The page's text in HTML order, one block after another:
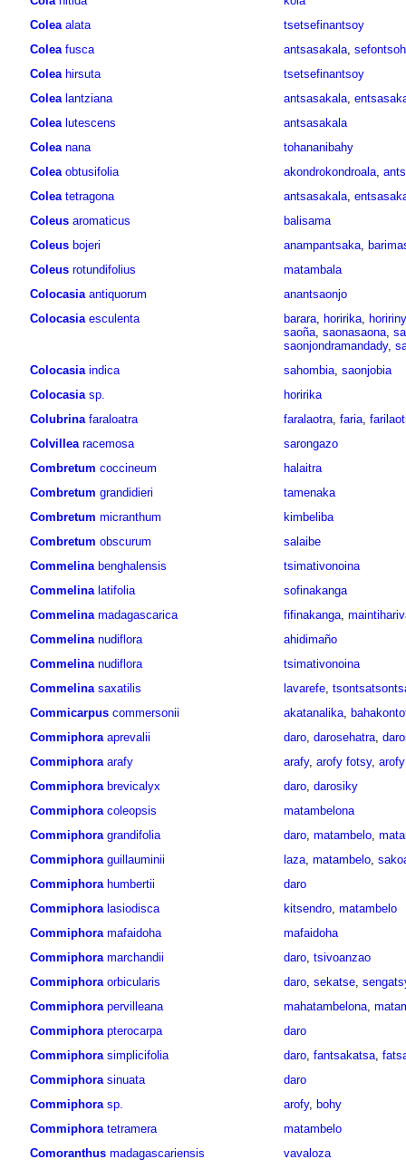
Colea alata
tsetsefinantsoy
Colea fusca antsasakala,
Colea hirsuta
tsetsefinantsoy
Colea lantziana antsasakala,
Colea lutescens
antsasakala
Colea nana
tohananibahy
Colea obtusifolia akondrokondroala,
Colea tetragona antsasakala,
Coleus aromaticus
balisama
Coleus bojeri anampantsaka,
Coleus rotundifolius
matambala
Colocasia antiquorum
anantsaonjo
Colocasia esculenta barara, horirika, hoririny
saoña, saonasaona,
saonjondramandady,
Colocasia indica sahombia, saonjobia
Colocasia sp.
horirika
Colubrina faraloatra faralaotra, faria,
Colvillea racemosa
sarongazo
Combretum coccineum
halaitra
Combretum grandidieri
tamenaka
Combretum micranthum
kimbeliba
Combretum obscurum
salaibe
Commelina benghalensis
tsimativonoina
Commelina latifolia
sofinakanga
Commelina madagascarica fifinakanga,
Commelina nudiflora
ahidimaño
Commelina nudiflora
tsimativonoina
Commelina saxatilis lavarefe,
Commicarpus commersonii akatanalika,
Commiphora aprevalii daro, darosehatra,
Commiphora arafy arafy, arofy fotsy,
Commiphora brevicalyx daro, darosiky
Commiphora coleopsis
matambelona
Commiphora grandifolia daro, matambelo,
Commiphora guillauminii laza, matambelo,
Commiphora humbertii
daro
Commiphora lasiodisca kitsendro, matambelo
Commiphora mafaidoha
mafaidoha
Commiphora marchandii daro, tsivoanzao
Commiphora orbicularis daro, sekatse,
Commiphora pervilleana mahatambelona,
Commiphora pterocarpa
daro
Commiphora simplicifolia daro, fantsakatsa,
Commiphora sinuata
daro
Commiphora sp. arofy, bohy
Commiphora tetramera
matambelo
Comoranthus madagascariensis
vavaloza